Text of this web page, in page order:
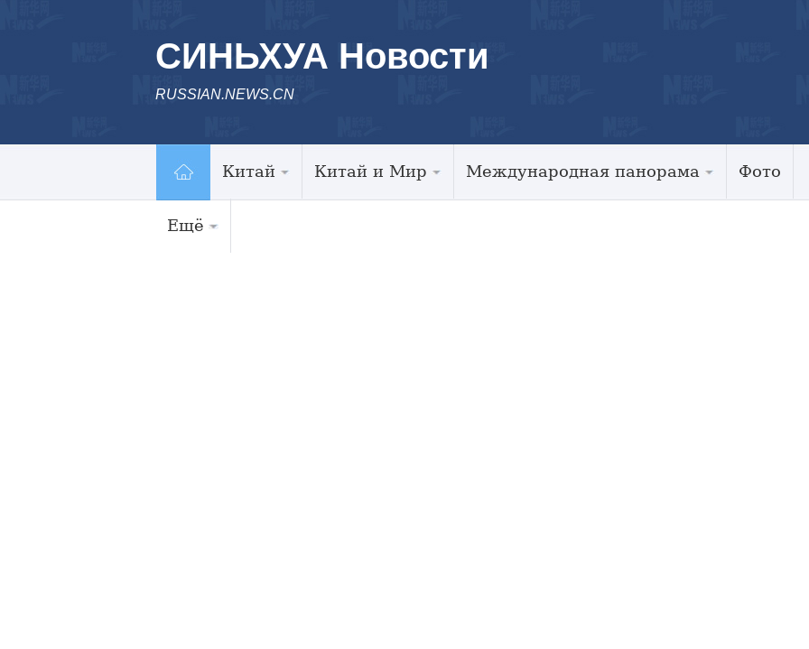
СИНЬХУА Новости
RUSSIAN.NEWS.CN
Китай Китай и Мир Международная панорама Фото
Ещё